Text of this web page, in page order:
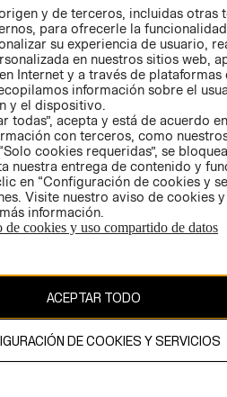
PRIVACIDAD
GIFT CARD
AVISO DE
COOKIES
está protegido por copyright y es
y de terceros, incluidas otras
para ofrecerle la
su experiencia de usuario,
en nuestros sitios web,
Internet y a través de plataformas
información sobre el
y el dispositivo.
todas”, acepta y está de acuerdo
con terceros, como
cookies requeridas”, se
nuestra entrega de contenido y
en “Configuración de cookies y
Visite nuestro aviso de cookies
información.
de cookies y uso compartido de datos
ACEPTAR TODO
DE COOKIES Y SERVICIOS